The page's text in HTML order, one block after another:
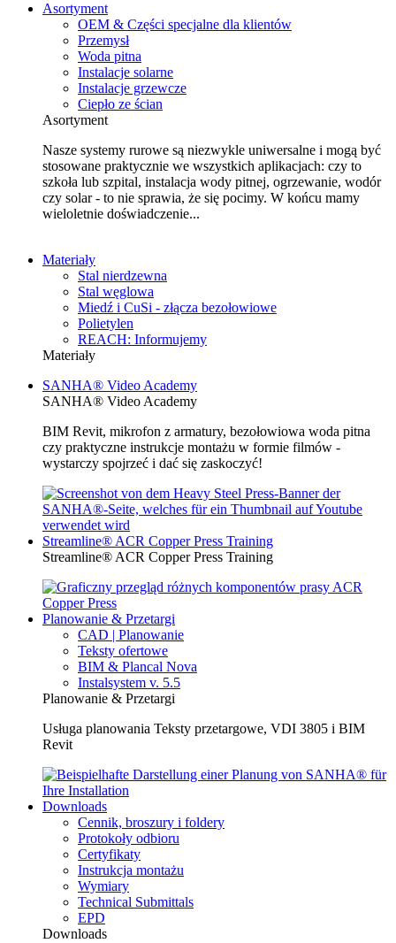
Asortyment
OEM & Części specjalne dla klientów
Przemysł
Woda pitna
Instalacje solarne
Instalacje grzewcze
Ciepło ze ścian
Asortyment
Nasze systemy rurowe są niezwykle uniwersalne i mogą być
stosowane praktycznie we wszystkich aplikacjach: czy to
szkoła lub szpital, instalacja wody pitnej, ogrzewanie, wodór
czy solar - to nie sprawia, że się pocimy. W końcu mamy
wieloletnie doświadczenie...
Materiały
Stal nierdzewna
Stal węglowa
Miedź i CuSi - złącza bezołowiowe
Polietylen
REACH: Informujemy
Materiały
SANHA® Video Academy
SANHA® Video Academy
BIM Revit, mikrofon z armatury, bezołowiowa woda pitna
czy praktyczne instrukcje montażu w formie filmów -
wystarczy spojrzeć i dać się zaskoczyć!
Streamline® ACR Copper Press Training
Streamline® ACR Copper Press Training
Planowanie & Przetargi
CAD | Planowanie
Teksty ofertowe
BIM & Plancal Nova
Instalsystem v. 5.5
Planowanie & Przetargi
Usługa planowania Teksty przetargowe, VDI 3805 i BIM
Revit
Downloads
Cennik, broszury i foldery
Protokoły odbioru
Certyfikaty
Instrukcja montażu
Wymiary
Technical Submittals
EPD
Downloads